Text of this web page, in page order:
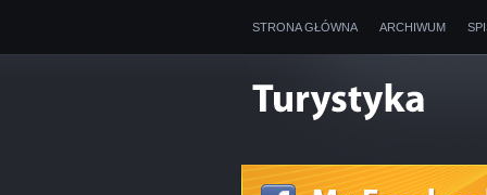
STRONA GŁÓWNA ARCHIWUM